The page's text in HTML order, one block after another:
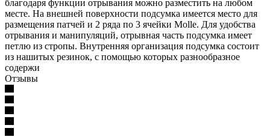
благодаря функции отрывания можно разместить на любом
месте. На внешней поверхности подсумка имеется место для
размещения патчей и 2 ряда по 3 ячейки Molle. Для удобства
отрывания и манипуляций, отрывная часть подсумка имеет
петлю из стропы. Внутренняя организация подсумка состоит
из нашитых резинок, с помощью которых разнообразное
содержи
Отзывы